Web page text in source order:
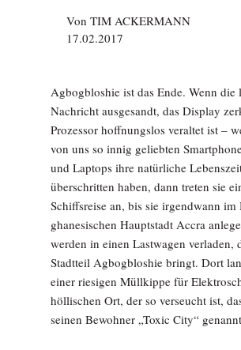
Von TIM ACKERMANN
17.02.2017
Agbogbloshie ist das Ende. Wenn die
Nachricht ausgesandt, das Display
Prozessor hoffnungslos veraltet ist –
von uns so innig geliebten
und Laptops ihre natürliche
überschritten haben, dann treten sie
Schiffsreise an, bis sie irgendwann im
ghanesischen Hauptstadt Accra
werden in einen Lastwagen verladen,
Stadtteil Agbogbloshie bringt. Dort
einer riesigen Müllkippe für
höllischen Ort, der so verseucht ist,
seinen Bewohner „Toxic City“